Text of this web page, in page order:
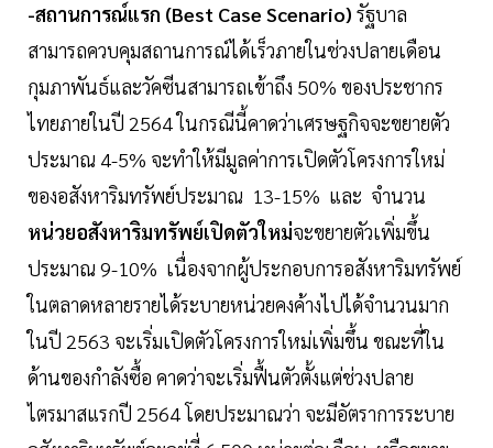
-สถานการณ์แรก (Best Case Scenario) รัฐบาล
สามารถควบคุมสถานการณ์ได้เร็วภายในช่วงปลายเดือน
กุมภาพันธ์และวัคซีนสามารถเข้าถึง 50% ของประชากร
ไทยภายในปี 2564 ในกรณีนี้คาดว่าเศรษฐกิจจะขยายตัว
ประมาณ 4-5% จะทำให้มีมูลค่าการเปิดตัวโครงการใหม่
ของอสังหาริมทรัพย์ประมาณ 13-15% และ จำนวน
หน่วยอสังหาริมทรัพย์เปิดตัวใหม่จะขยายตัวเพิ่มขึ้น
ประมาณ 9-10% เนื่องจากผู้ประกอบการอสังหาริมทรัพย์
ในตลาดหลายรายได้ระบายหน่วยคงค้างไปได้จำนวนมาก
ในปี 2563 จะเริ่มเปิดตัวโครงการใหม่เพิ่มขึ้น ขณะที่ใน
ด้านของกำลังซื้อ คาดว่าจะเริ่มฟื้นตัวตั้งแต่ช่วงปลาย
ไตรมาสแรกปี 2564 โดยประมาณว่า จะมีอัตราการระบาย